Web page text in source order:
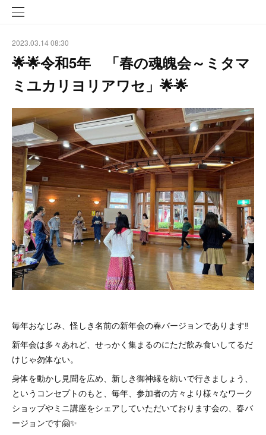
2023.03.14 08:30
🌟🌟令和5年 「春の魂魄会～ミタマ
ミユカリヨリアワセ」🌟🌟
毎年おなじみ、怪しき名前の新年会の春バージョンであります‼️
新年会は多々あれど、せっかく集まるのにただ飲み食いしてるだ
けじゃ勿体ない。
身体を動かし見聞を広め、新しき御神縁を紡いで行きましょう、
というコンセプトのもと、毎年、参加者の方々より様々なワーク
ショップやミニ講座をシェアしていただいております会の、春バ
ージョンです🤗✨